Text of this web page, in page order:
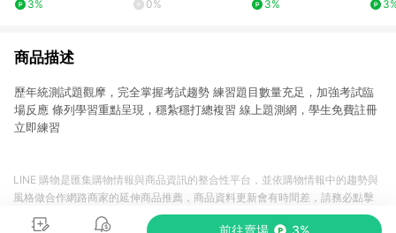
3%
0%
3%
商品描述
歷年統測試題觀摩，完全掌握考試趨勢 練習題目數量充足，加強考試臨
場反應 條列學習重點呈現，穩紮穩打總複習 線上題測網，學生免費註冊
立即練習
前往賣場 3%
LINE 購物是匯集購物情報與商品資訊的整合性平台，並依購物情報中的趨勢與
風格做合作網路商家的延伸商品推薦，商品資料更新會有時間差，請務必點擊
商品至各合作網路商家，確認現售價與購物條件，一切資訊以合作廠商網頁為